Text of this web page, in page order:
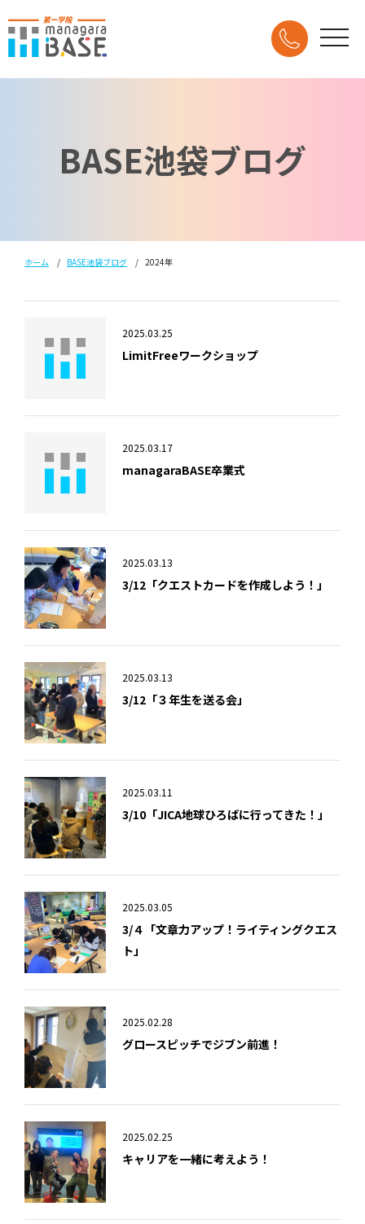
BASE池袋ブログ
ホーム BASE池袋ブログ 2024年
2025.03.25
LimitFreeワークショップ
2025.03.17
managaraBASE卒業式
2025.03.13
3/12「クエストカードを作成しよう！」
2025.03.13
3/12「３年生を送る会」
2025.03.11
3/10「JICA地球ひろばに行ってきた！」
2025.03.05
3/４「文章力アップ！ライティングクエス
ト」
2025.02.28
グロースピッチでジブン前進！
2025.02.25
キャリアを一緒に考えよう！